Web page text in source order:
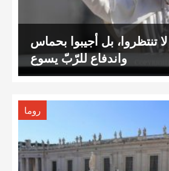
لا تنتظروا، بل أجيبوا بحماس
واندفاع للرّبّ يسوع
روما